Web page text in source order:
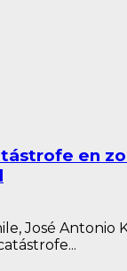
en
José Antonio